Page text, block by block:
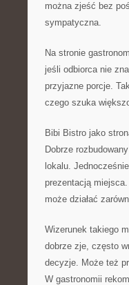
można zjeść bez
sympatyczna.
Na stronie
jeśli odbiorca nie
przyjazne porcje.
czego szuka
Bibi Bistro jako
Dobrze
lokalu.
prezentacją
może działać
Wizerunek takiego
dobrze zje, często
decyzje. Może też
W gastronomii